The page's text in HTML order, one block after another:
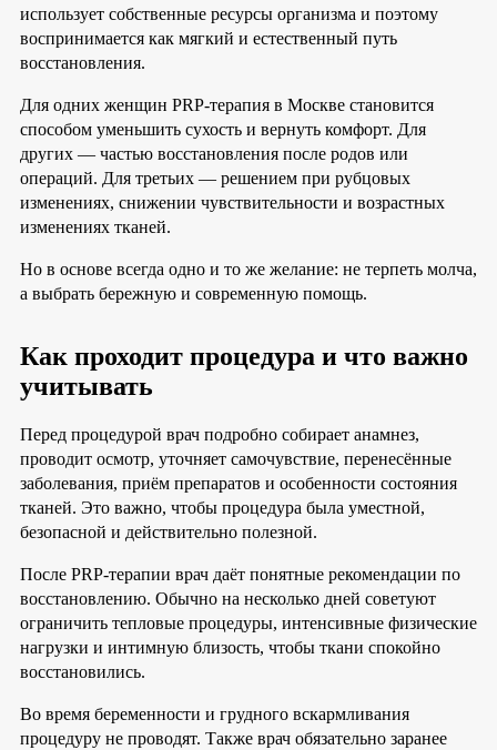
использует собственные ресурсы организма и поэтому
воспринимается как мягкий и естественный путь
восстановления.
Для одних женщин PRP-терапия в Москве становится
способом уменьшить сухость и вернуть комфорт. Для
других — частью восстановления после родов или
операций. Для третьих — решением при рубцовых
изменениях, снижении чувствительности и возрастных
изменениях тканей.
Но в основе всегда одно и то же желание: не терпеть молча,
а выбрать бережную и современную помощь.
Как проходит процедура и что важно
учитывать
Перед процедурой врач подробно собирает анамнез,
проводит осмотр, уточняет самочувствие, перенесённые
заболевания, приём препаратов и особенности состояния
тканей. Это важно, чтобы процедура была уместной,
безопасной и действительно полезной.
После PRP-терапии врач даёт понятные рекомендации по
восстановлению. Обычно на несколько дней советуют
ограничить тепловые процедуры, интенсивные физические
нагрузки и интимную близость, чтобы ткани спокойно
восстановились.
Во время беременности и грудного вскармливания
процедуру не проводят. Также врач обязательно заранее